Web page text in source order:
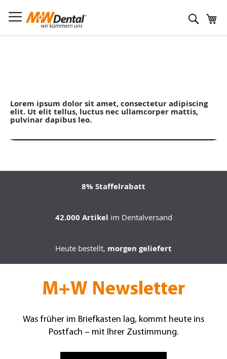
Suche
Lorem ipsum dolor sit amet, consectetur adipiscing
elit. Ut elit tellus, luctus nec ullamcorper mattis,
pulvinar dapibus leo.
8% Staffelrabatt
42.000 Artikel im Dentalversand
Heute bestellt, morgen geliefert
M+W Newsletter
Was früher im Briefkasten lag, kommt heute ins
Postfach – mit Ihrer Zustimmung.